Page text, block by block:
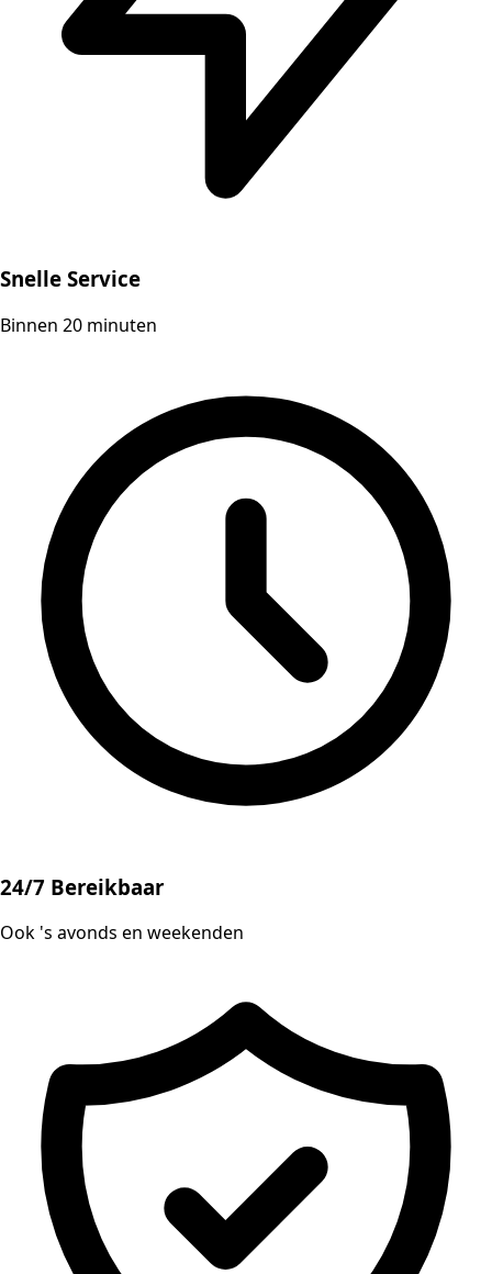
Snelle Service
Binnen 20 minuten
24/7 Bereikbaar
Ook 's avonds en weekenden